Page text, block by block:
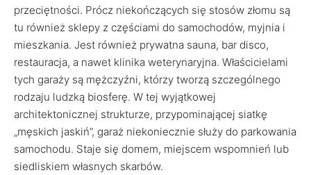
przeciętności. Prócz niekończących się stosów złomu są
tu również sklepy z częściami do samochodów, myjnia i
mieszkania. Jest również prywatna sauna, bar disco,
restauracja, a nawet klinika weterynaryjna. Właścicielami
tych garaży są mężczyźni, którzy tworzą szczególnego
rodzaju ludzką biosferę. W tej wyjątkowej
architektonicznej strukturze, przypominającej siatkę
„męskich jaskiń”, garaż niekoniecznie służy do parkowania
samochodu. Staje się domem, miejscem wspomnień lub
siedliskiem własnych skarbów.